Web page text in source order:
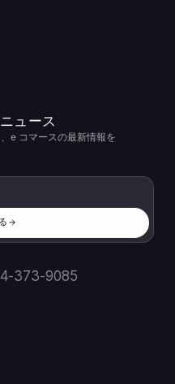
ュース
e コマースの最新情報を
373-9085